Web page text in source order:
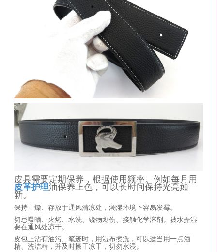
皮具需要定期保养，根据使用频率。例如每月用
皮革护理油保养上色，可以长时间保持光亮如
新。
保持干燥、存放于通风清凉处，潮湿环境下容易发霉。
切忌曝晒、火烤、水洗、锐物划伤、接触化学溶剂。被水弄湿
要在通风处凉干。
皮包上沾有油污、笔迹时，用湿布擦洗，可以适当用一点酒
精、洗洁精，并及时擦干凉干，切勿水浸。